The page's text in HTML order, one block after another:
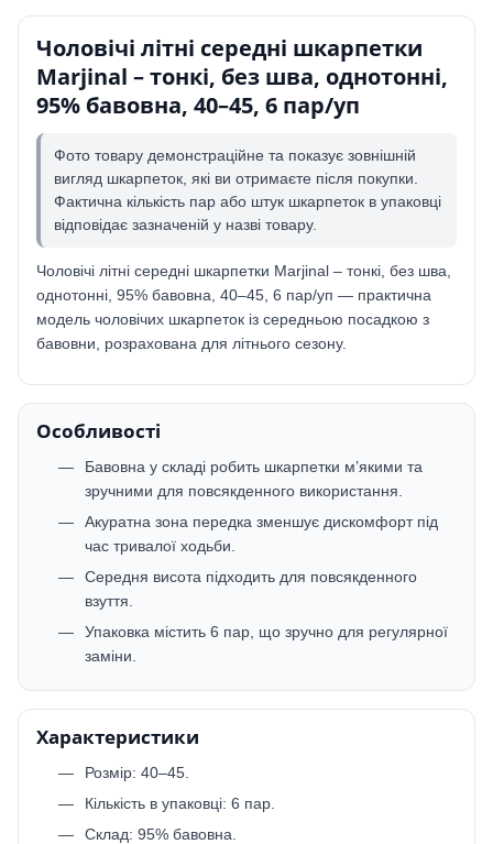
Чоловічі літні середні шкарпетки
Marjinal – тонкі, без шва, однотонні,
95% бавовна, 40–45, 6 пар/уп
Фото товару демонстраційне та показує зовнішній
вигляд шкарпеток, які ви отримаєте після покупки.
Фактична кількість пар або штук шкарпеток в упаковці
відповідає зазначеній у назві товару.
Чоловічі літні середні шкарпетки Marjinal – тонкі, без шва,
однотонні, 95% бавовна, 40–45, 6 пар/уп — практична
модель чоловічих шкарпеток із середньою посадкою з
бавовни, розрахована для літнього сезону.
Особливості
Бавовна у складі робить шкарпетки м’якими та
зручними для повсякденного використання.
Акуратна зона передка зменшує дискомфорт під
час тривалої ходьби.
Середня висота підходить для повсякденного
взуття.
Упаковка містить 6 пар, що зручно для регулярної
заміни.
Характеристики
Розмір: 40–45.
Кількість в упаковці: 6 пар.
Склад: 95% бавовна.